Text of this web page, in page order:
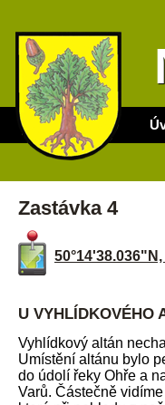
Zastávka 4
U VYHLÍDKOVÉHO
Vyhlídkový altán
Umístění altánu bylo
do údolí řeky Ohře a
Varů. Částečně